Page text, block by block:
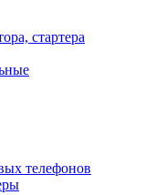
стартера
телефонов